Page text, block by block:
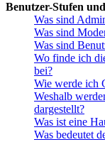
Benutzer-Stufen
Was sind
Was sind
Was sind
Wo finde ich
bei?
Wie werde ich
Weshalb
dargestellt?
Was ist eine
Was bedeutet